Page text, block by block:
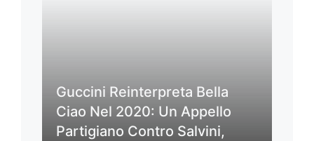
Guccini Reinterpreta Bella
Ciao Nel 2020: Un Appello
Partigiano Contro Salvini,